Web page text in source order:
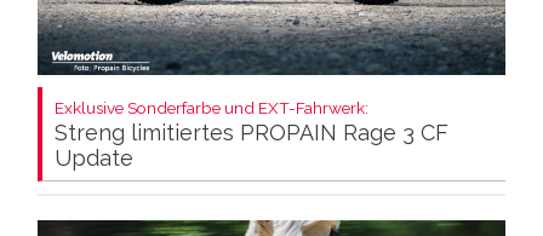
Exklusive Sonderfarbe und EXT-Fahrwerk:
Streng limitiertes PROPAIN Rage 3 CF
Update